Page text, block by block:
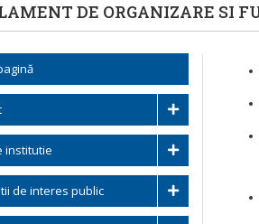
DE ORGANIZARE SI
institutie
de interes public